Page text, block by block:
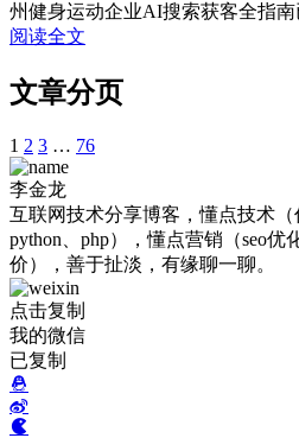
州健身运动企业AI搜索获客全指南
阅读全文
文章分页
1 2 3 … 76
李金龙
互联网技术分享博客，懂点技术（
python、php），懂点营销（seo优
价），善于扯淡，有缘聊一聊。
点击复制
我的微信
已复制